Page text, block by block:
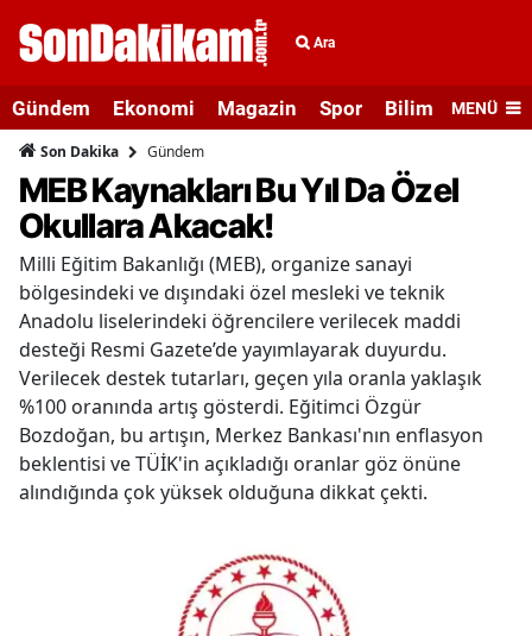
Ara
Gündem Ekonomi Magazin Spor Bilim veMENÜ
Son Dakika Gündem
MEB Kaynakları Bu Yıl Da Özel
Okullara Akacak!
Milli Eğitim Bakanlığı (MEB), organize sanayi
bölgesindeki ve dışındaki özel mesleki ve teknik
Anadolu liselerindeki öğrencilere verilecek maddi
desteği Resmi Gazete’de yayımlayarak duyurdu.
Verilecek destek tutarları, geçen yıla oranla yaklaşık
%100 oranında artış gösterdi. Eğitimci Özgür
Bozdoğan, bu artışın, Merkez Bankası'nın enflasyon
beklentisi ve TÜİK'in açıkladığı oranlar göz önüne
alındığında çok yüksek olduğuna dikkat çekti.